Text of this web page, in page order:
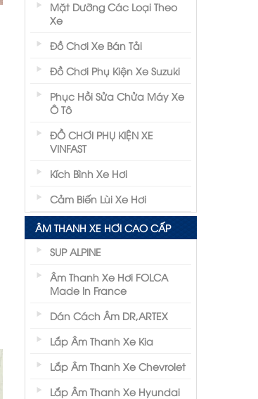
Mặt Dưỡng Các Loại Theo
Xe
Đồ Chơi Xe Bán Tải
Đồ Chơi Phụ Kiện Xe Suzuki
Phục Hồi Sửa Chửa Máy Xe
Ô Tô
ĐỒ CHƠI PHỤ KIỆN XE
VINFAST
Kích Bình Xe Hơi
Cảm Biến Lùi Xe Hơi
ÂM THANH XE HƠI CAO CẤP
SUP ALPINE
Âm Thanh Xe Hơi FOLCA
Made In France
Dán Cách Âm DR,ARTEX
Lắp Âm Thanh Xe Kia
Lắp Âm Thanh Xe Chevrolet
Lắp Âm Thanh Xe Hyundai